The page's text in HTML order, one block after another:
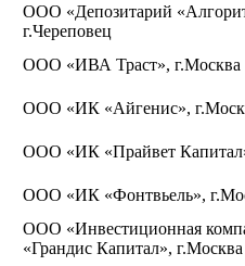
ООО «Депозитарий
г.Череповец
ООО «ИВА Траст», г.Москва
ООО «ИК «Айгенис»,
ООО «ИК «Прайвет
ООО «ИК «Фонтвьель»,
ООО «Инвестиционная
«Грандис Капитал», г.Москва